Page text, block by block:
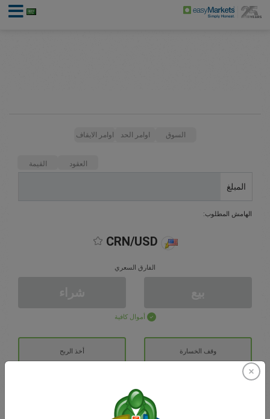
السوق اوامر الحد اوامر الايقاف
العقود القيمة
المبلغ
الهامش المطلوب:
CRN/USD
الفارق السعري
أموال كافية
وقف الخسارة أخذ الربح
افتح حساب تداول